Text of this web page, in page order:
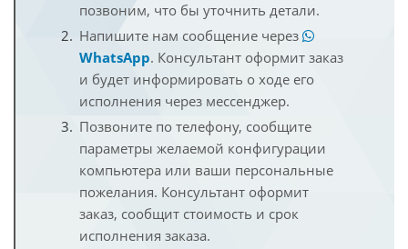
позвоним, что бы уточнить детали.
Напишите нам сообщение через
WhatsApp. Консультант оформит заказ
и будет информировать о ходе его
исполнения через мессенджер.
Позвоните по телефону, сообщите
параметры желаемой конфигурации
компьютера или ваши персональные
пожелания. Консультант оформит
заказ, сообщит стоимость и срок
исполнения заказа.